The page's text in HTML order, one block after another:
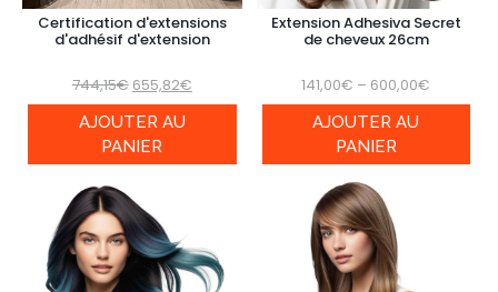
Certification d'extensions
d'adhésif d'extension
744,15€ 655,82€
AJOUTER AU
PANIER
Extension Adhesiva Secret
de cheveux 26cm
141,00€ – 600,00€
AJOUTER AU
PANIER